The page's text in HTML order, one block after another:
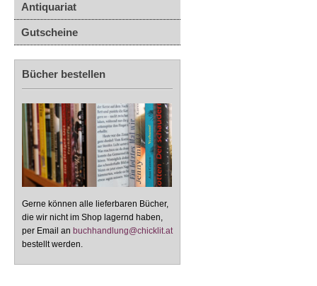
Antiquariat
Gutscheine
Bücher bestellen
Gerne können alle lieferbaren Bücher,
die wir nicht im Shop lagernd haben,
per Email an buchhandlung@chicklit.at
bestellt werden.